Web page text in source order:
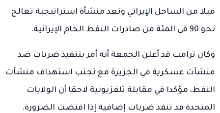
ميلا من الساحل الإيراني وتعد منشأة استراتيجية تعالج
نحو 90 في المئة من صادرات النفط الخام الإيرانية.
وكان ترامب قد أعلن الجمعة أنه أمر بتنفيذ ضربات ضد
منشآت عسكرية في الجزيرة مع تجنب استهداف منشآت
النفط، مؤكدا في مقابلة تلفزيونية لاحقا أن الولايات
المتحدة قد تنفذ ضربات إضافية إذا اقتضت الضرورة.